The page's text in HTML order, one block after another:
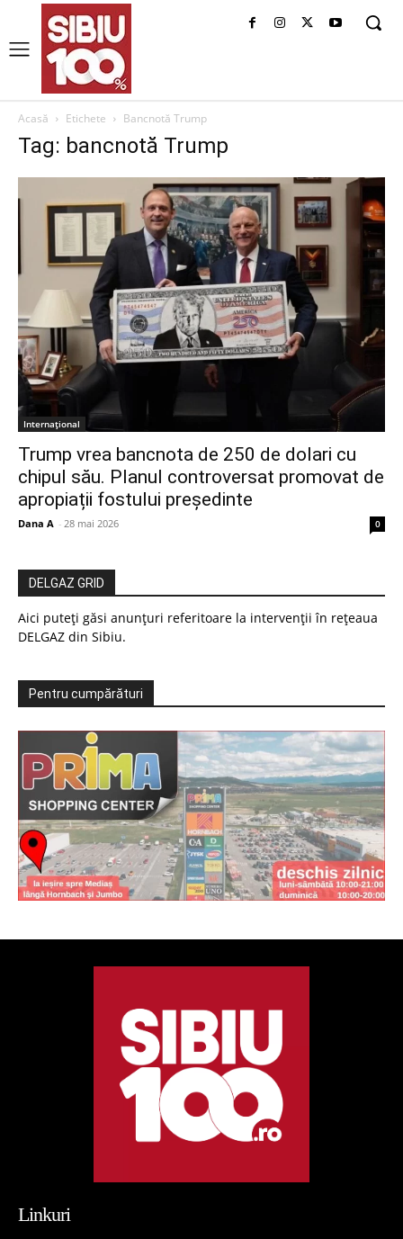
Acasă Etichete Bancnotă Trump
Tag: bancnotă Trump
Internațional
Trump vrea bancnota de 250 de dolari cu
chipul său. Planul controversat promovat de
apropiații fostului președinte
Dana A - 28 mai 2026 0
DELGAZ GRID
Aici puteți găsi anunțuri referitoare la intervenții în rețeaua
DELGAZ din Sibiu.
Pentru cumpărături
Linkuri